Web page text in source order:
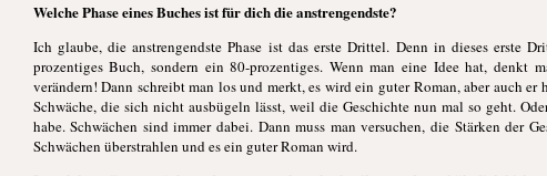
Welche Phase eines Buches ist für dich die anstrengendste?
Ich glaube, die anstrengendste Phase ist das erste Drittel. Denn in dieses
prozentiges Buch, sondern ein 80-prozentiges. Wenn man eine Idee hat,
verändern! Dann schreibt man los und merkt, es wird ein guter Roman, aber auch
Schwäche, die sich nicht ausbügeln lässt, weil die Geschichte nun mal so geht.
habe. Schwächen sind immer dabei. Dann muss man versuchen, die Stärken der
Schwächen überstrahlen und es ein guter Roman wird.